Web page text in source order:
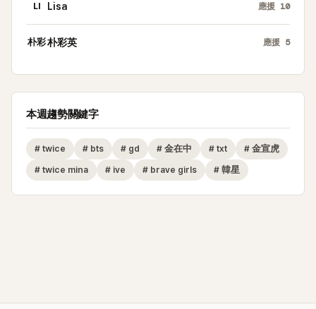
LI Lisa 應援 10
朴彩朴彩英 應援 5
本週趨勢關鍵字
# twice # bts # gd # 金在中 # txt # 金宣虎
# twice mina # ive # brave girls # 韓星